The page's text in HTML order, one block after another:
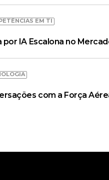
EM TI
por IA Escalona no
com a Força